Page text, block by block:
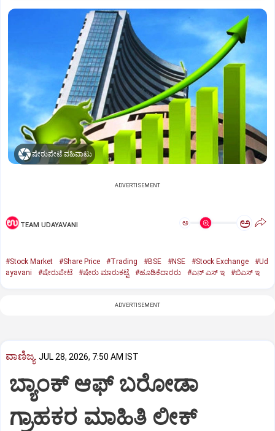
ಷೇರುಪೇಟೆ ವಹಿವಾಟು
ADVERTISEMENT
TEAM UDAYAVANI ಅ ಅ
#Stock Market #Share Price #Trading #BSE #NSE #Stock Exchange
#Ud
ayavani
#ಷೇರುಪೇಟೆ #ಷೇರು ಮಾರುಕಟ್ಟೆ #ಹೂಡಿಕೆದಾರರು #ಎನ್‌ ಎಸ್‌ ಇ #ಬಿಎಸ್‌ ಇ
ADVERTISEMENT
ವಾಣಿಜ್ಯ JUL 28, 2026, 7:50 AM IST
ಬ್ಯಾಂಕ್ ಆಫ್ ಬರೋಡಾ
ಗ್ರಾಹಕರ ಮಾಹಿತಿ ಲೀಕ್